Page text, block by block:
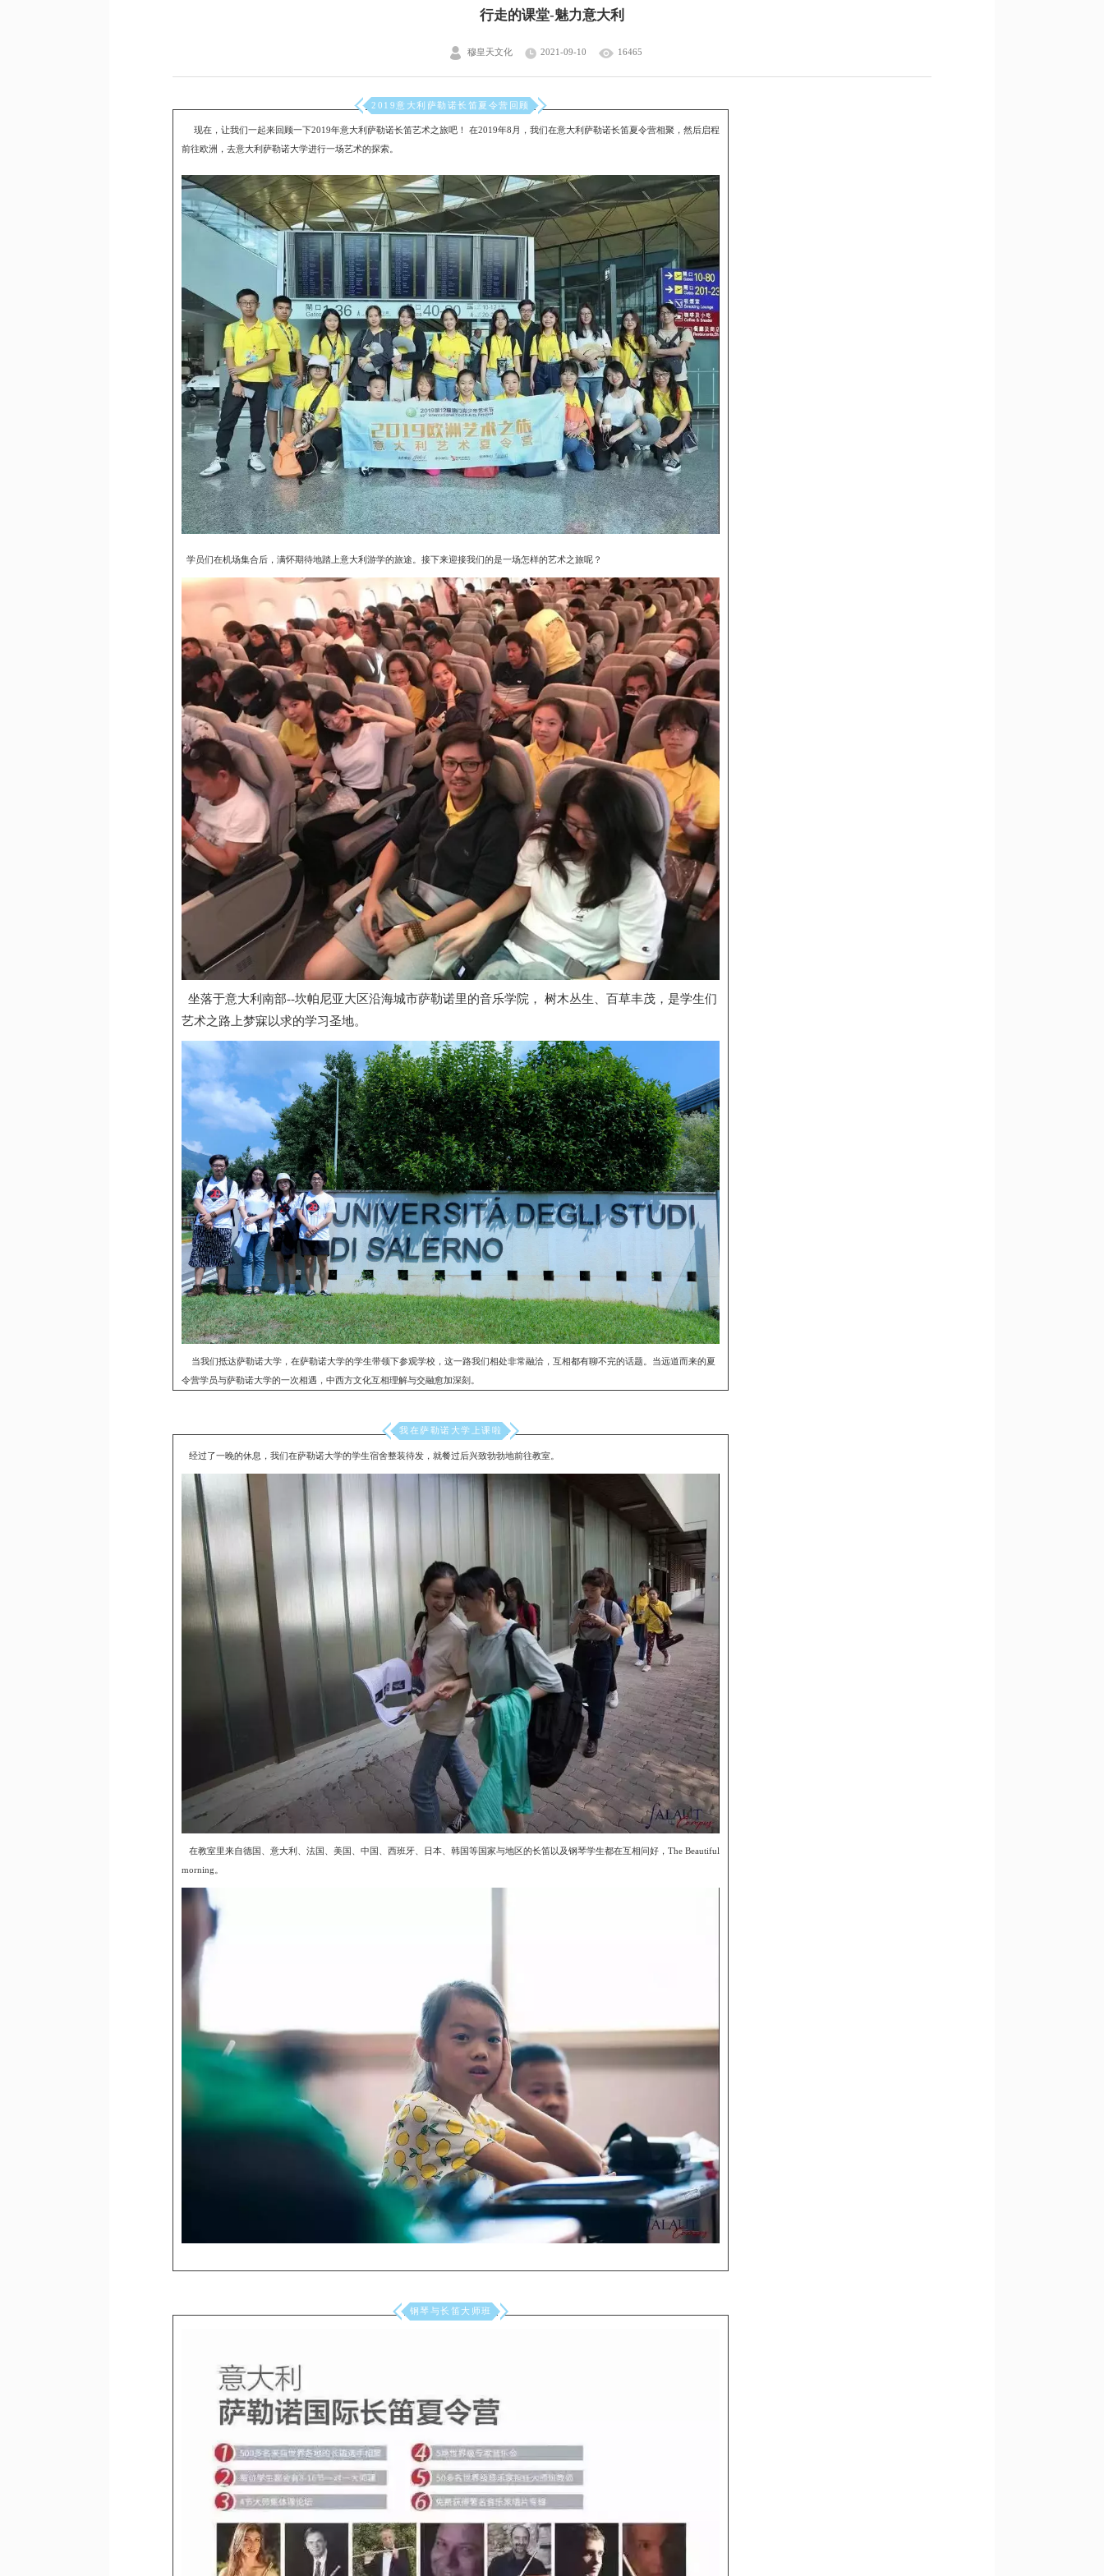
行走的课堂-魅力意大利
穆皇天文化 2021-09-10 16465
_
_
_ 2019意大利萨勒诺长笛夏令营回顾 _
_
_
现在，让我们一起来回顾一下2019年意大利萨勒诺长笛艺术之旅吧！ 在2019年8月，我们在意大利萨勒诺长笛夏令营相聚，然后启程
前往欧洲，去意大利萨勒诺大学进行一场艺术的探索。
学员们在机场集合后，满怀期待地踏上意大利游学的旅途。接下来迎接我们的是一场怎样的艺术之旅呢？
坐落于意大利南部--坎帕尼亚大区沿海城市萨勒诺里的音乐学院， 树木丛生、百草丰茂，是学生们
艺术之路上梦寐以求的学习圣地。
当我们抵达萨勒诺大学，在萨勒诺大学的学生带领下参观学校，这一路我们相处非常融洽，互相都有聊不完的话题。当远道而来的夏
令营学员与萨勒诺大学的一次相遇，中西方文化互相理解与交融愈加深刻。
_
_
_ 我在萨勒诺大学上课啦 _
_
_
经过了一晚的休息，我们在萨勒诺大学的学生宿舍整装待发，就餐过后兴致勃勃地前往教室。
在教室里来自德国、意大利、法国、美国、中国、西班牙、日本、韩国等国家与地区的长笛以及钢琴学生都在互相问好，The Beautiful
morning。
_
_
_ 钢琴与长笛大师班 _
_